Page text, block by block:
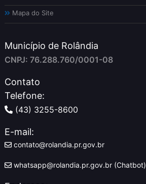
Mapa do Site
Município de Rolândia
CNPJ: 76.288.760/0001-08
Contato
Telefone:
(43) 3255-8600
E-mail:
contato@rolandia.pr.gov.br
whatsapp@rolandia.pr.gov.br (Chatbot)